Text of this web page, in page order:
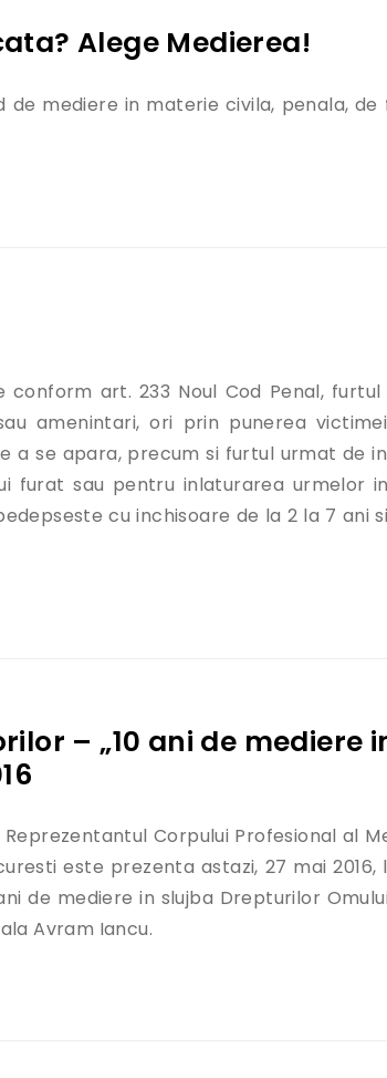
Alege Medierea!
mediere in materie civila, penala, de
art. 233 Noul Cod Penal,
amenintari, ori prin punerea
a se apara, precum si furtul urmat de
furat sau pentru inlaturarea urmelor
cu inchisoare de la 2 la 7 ani
– „10 ani de mediere
Corpului Profesional al
este prezenta astazi, 27 mai 2016,
de mediere in slujba Drepturilor
Avram Iancu.